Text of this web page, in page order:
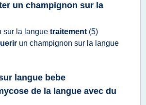
un champignon sur la
sur la langue traitement (5)
un champignon sur la langue
langue bebe
de la langue avec du